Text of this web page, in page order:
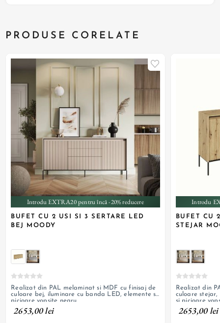
PRODUSE CORELATE
Introdu EXTRA20 pentru încă -20% reducere
BUFET CU 2 USI SI 3 SERTARE LED
BEJ MOODY
Realizat din PAL melaminat si MDF cu finisaj de
culoare bej, iluminare cu banda LED, elemente si
picioare vopsite negru
2653,00 lei
Introdu
BUFET CU
STEJAR
Realizat din
culoare
si picioare
2653,00 lei